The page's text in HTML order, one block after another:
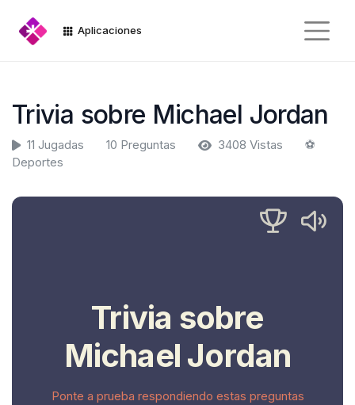
Aplicaciones
Trivia sobre Michael Jordan
11 Jugadas 10 Preguntas 3408 Vistas
️⚽️
Deportes
Trivia sobre
Michael Jordan
Ponte a prueba respondiendo estas preguntas